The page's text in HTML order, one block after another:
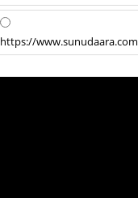
https://www.sunudaara.com